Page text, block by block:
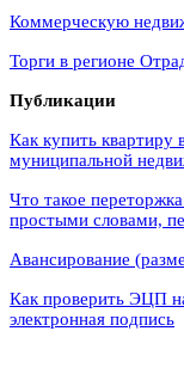
Коммерческую
Торги в регионе
Публикации
Как купить квартиру
муниципальной
Что такое
простыми словами,
Авансирование
Как проверить ЭЦП
электронная подпись